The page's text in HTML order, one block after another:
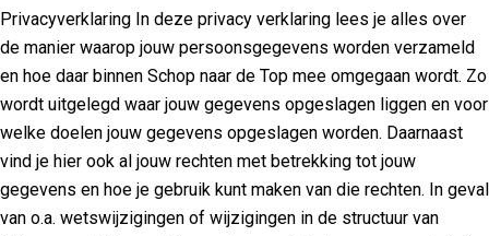
Privacyverklaring In deze privacy verklaring lees je alles over
de manier waarop jouw persoonsgegevens worden verzameld
en hoe daar binnen Schop naar de Top mee omgegaan wordt. Zo
wordt uitgelegd waar jouw gegevens opgeslagen liggen en voor
welke doelen jouw gegevens opgeslagen worden. Daarnaast
vind je hier ook al jouw rechten met betrekking tot jouw
gegevens en hoe je gebruik kunt maken van die rechten. In geval
van o.a. wetswijzigingen of wijzigingen in de structuur van